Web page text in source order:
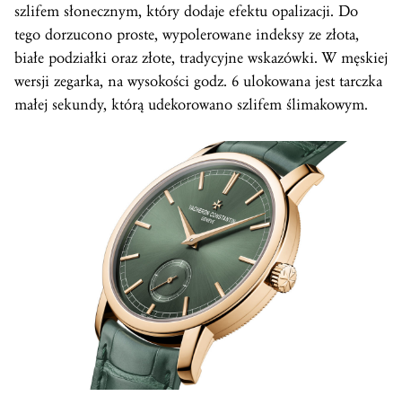
szlifem słonecznym, który dodaje efektu opalizacji. Do
tego dorzucono proste, wypolerowane indeksy ze złota,
białe podziałki oraz złote, tradycyjne wskazówki. W męskiej
wersji zegarka, na wysokości godz. 6 ulokowana jest tarczka
małej sekundy, którą udekorowano szlifem ślimakowym.